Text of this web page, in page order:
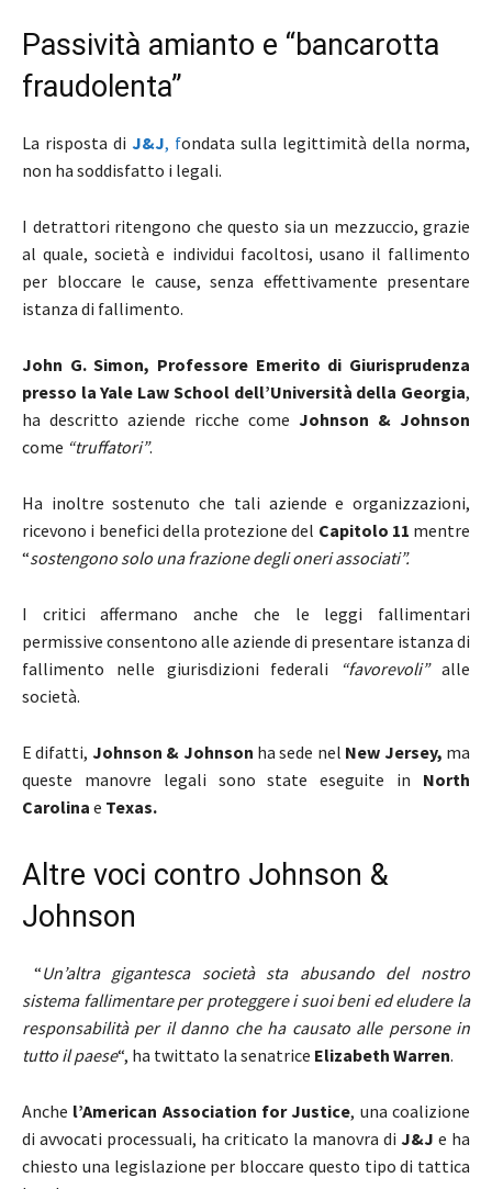
Passività amianto e “bancarotta
fraudolenta”
La risposta di J&J, fondata sulla legittimità della norma,
non ha soddisfatto i legali.
I detrattori ritengono che questo sia un mezzuccio, grazie
al quale, società e individui facoltosi, usano il fallimento
per bloccare le cause, senza effettivamente presentare
istanza di fallimento.
John G. Simon, Professore Emerito di Giurisprudenza
presso la Yale Law School dell’Università della Georgia,
ha descritto aziende ricche come Johnson & Johnson
come “truffatori”.
Ha inoltre sostenuto che tali aziende e organizzazioni,
ricevono i benefici della protezione del Capitolo 11 mentre
“sostengono solo una frazione degli oneri associati”.
I critici affermano anche che le leggi fallimentari
permissive consentono alle aziende di presentare istanza di
fallimento nelle giurisdizioni federali
“favorevoli”alle
società.
E difatti, Johnson & Johnson ha sede nel New Jersey, ma
queste manovre legali sono state eseguite in North
Carolina e Texas.
Altre voci contro Johnson &
Johnson
“Un’altra gigantesca società sta abusando del nostro
sistema fallimentare per proteggere i suoi beni ed eludere la
responsabilità per il danno che ha causato alle persone in
tutto il paese“, ha twittato la senatrice Elizabeth Warren.
Anche l’American Association for Justice, una coalizione
di avvocati processuali, ha criticato la manovra di J&J e ha
chiesto una legislazione per bloccare questo tipo di tattica